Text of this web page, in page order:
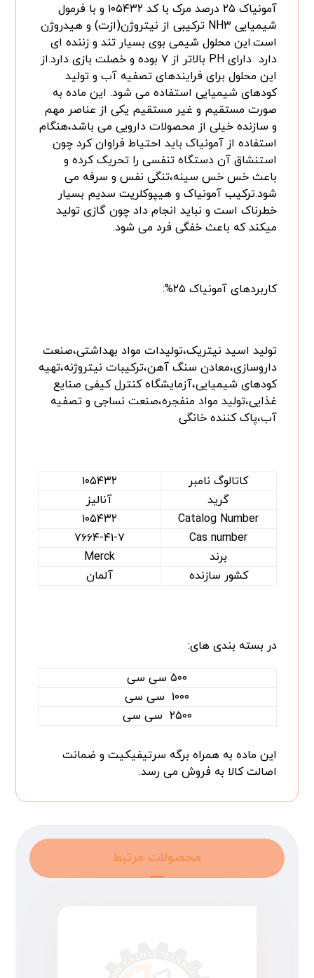
آمونیاک ۲۵ درصد مرک با کد ۱۰۵۴۳۲ و با فرمول
شیمیایی NH۳ ترکیبی از نیتروژن(ازت) و هیدروژن
است.این محلول شیمی بوی بسیار تند و زننده ای
دارد دارای PH بالاتر از ۷ بوده و خصلت بازی دارد.از
این محلول برای فرایندهای تصفیه آب و تولید
کودهای شیمیایی استفاده می شود. این ماده به
صورت مستقیم و غیر مستقیم یکی از عناصر مهم
و سازنده خیلی از محصولات دارویی می باشد،هنگام
استفاده از آمونیاک باید احتیاط فراوان کرد چون
استنشاق آن دستگاه تنفسی را تحریک کرده و
باعث خس خس سینه،تنگی نفس و سرفه می
شود.ترکیب آمونیاک و هیپوکلریت سدیم بسیار
خطرناک است و نباید انجام داد چون گازی تولید
میکند که باعث خفگی فرد می شود.
کاربردهای آمونیاک ۲۵%:
تولید اسید نیتریک،تولیدات مواد بهداشتی،صنعت
داروسازی،معادن سنگ آهن،ترکیبات نیتروژنه،تهیه
کودهای شیمیایی،آزمایشگاه کنترل کیفی صنایع
غذایی،تولید مواد منفجره،صنعت نساجی و تصفیه
آب،پاک کننده خانگی
کاتالوگ نامبر
۱۰۵۴۳۲
گرید
آنالیز
Catalog Number
۱۰۵۴۳۲
Cas number
۷۶۶۴-۴۱-۷
برند
Merck
کشور سازنده
آلمان
در بسته بندی های:
۵۰۰ سی سی
۱۰۰۰ سی سی
۲۵۰۰ سی سی
این ماده به همراه برگه سرتیفیکیت و ضمانت
اصالت کالا به فروش می رسد.
محصولات مرتبط